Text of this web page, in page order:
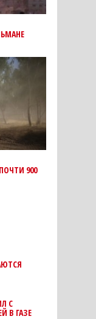
900
С
В ГАЗЕ